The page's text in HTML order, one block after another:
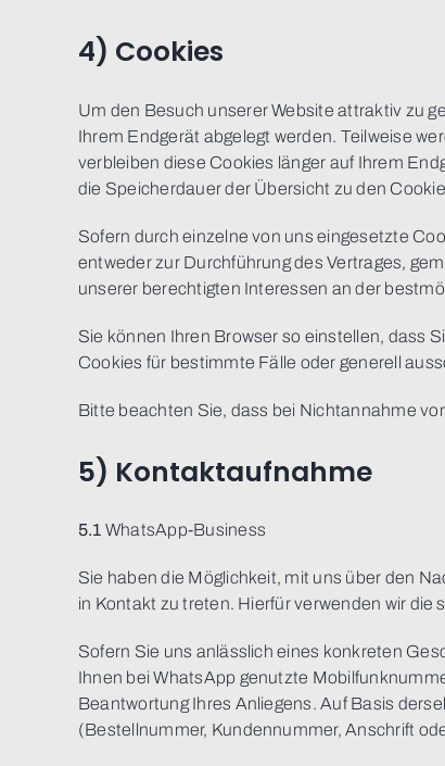
4) Cookies
Um den Besuch unserer Website attraktiv zu
Ihrem Endgerät abgelegt werden. Teilweise
verbleiben diese Cookies länger auf Ihrem
die Speicherdauer der Übersicht zu den
Sofern durch einzelne von uns eingesetzte
entweder zur Durchführung des Vertrages,
unserer berechtigten Interessen an der
Sie können Ihren Browser so einstellen, dass
Cookies für bestimmte Fälle oder generell
Bitte beachten Sie, dass bei Nichtannahme
5) Kontaktaufnahme
5.1 WhatsApp-Business
Sie haben die Möglichkeit, mit uns über den
in Kontakt zu treten. Hierfür verwenden wir die
Sofern Sie uns anlässlich eines konkreten
Ihnen bei WhatsApp genutzte
Beantwortung Ihres Anliegens. Auf Basis
(Bestellnummer, Kundennummer, Anschrift